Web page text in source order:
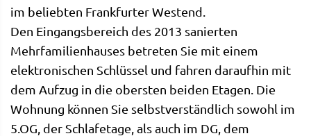
im beliebten Frankfurter Westend.
Den Eingangsbereich des 2013 sanierten
Mehrfamilienhauses betreten Sie mit einem
elektronischen Schlüssel und fahren daraufhin mit
dem Aufzug in die obersten beiden Etagen. Die
Wohnung können Sie selbstverständlich sowohl im
5.OG, der Schlafetage, als auch im DG, dem